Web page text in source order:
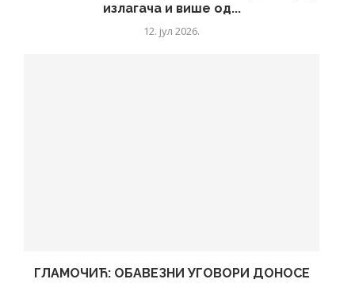
излагача и више од...
12. јул 2026.
ГЛАМОЧИЋ: ОБАВЕЗНИ УГОВОРИ ДОНОСЕ